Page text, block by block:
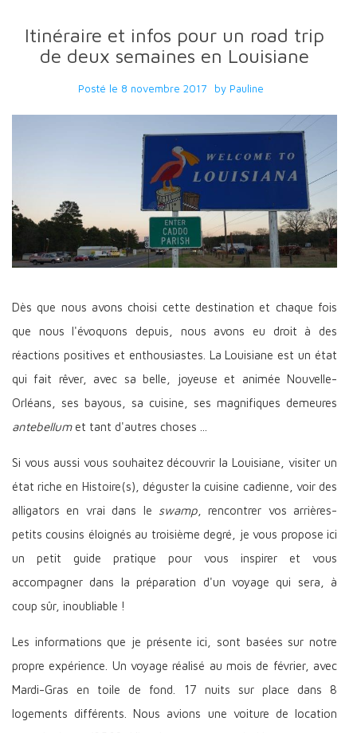
Itinéraire et infos pour un road trip
de deux semaines en Louisiane
Posté le 8 novembre 2017 by Pauline
Dès que nous avons choisi cette destination et chaque fois
que nous l'évoquons depuis, nous avons eu droit à des
réactions positives et enthousiastes. La Louisiane est un état
qui fait rêver, avec sa belle, joyeuse et animée Nouvelle-
Orléans, ses bayous, sa cuisine, ses magnifiques demeures
antebellum et tant d'autres choses ...
Si vous aussi vous souhaitez découvrir la Louisiane, visiter un
état riche en Histoire(s), déguster la cuisine cadienne, voir des
alligators en vrai dans le swamp, rencontrer vos arrières-
petits cousins éloignés au troisième degré, je vous propose ici
un petit guide pratique pour vous inspirer et vous
accompagner dans la préparation d'un voyage qui sera, à
coup sûr, inoubliable !
Les informations que je présente ici, sont basées sur notre
propre expérience. Un voyage réalisé au mois de février, avec
Mardi-Gras en toile de fond. 17 nuits sur place dans 8
logements différents. Nous avions une voiture de location